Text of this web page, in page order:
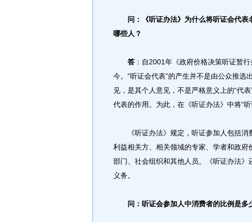
问：《听证办法》为什么将听证会代
哪些人？
答 ：自2001年《政府价格决策听证暂
今。“听证会代表”的产生并不是由公众推
见，是其个人意见，不是严格意义上的“代
代表的作用。为此，在《听证办法》中将“听
《听证办法》规定，听证参加人包括消
利益相关方、相关领域的专家、学者和政
部门、社会组织和其他人员。《听证办法
义务。
问：听证会参加人中消费者的比例是多